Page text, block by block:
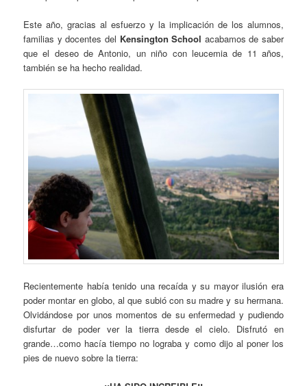
Este año, gracias al esfuerzo y la implicación de los alumnos,
familias y docentes del Kensington School acabamos de saber
que el deseo de Antonio, un niño con leucemia de 11 años,
también se ha hecho realidad.
Recientemente había tenido una recaída y su mayor ilusión era
poder montar en globo, al que subió con su madre y su hermana.
Olvidándose por unos momentos de su enfermedad y pudiendo
disfurtar de poder ver la tierra desde el cielo. Disfrutó en
grande…como hacía tiempo no lograba y como dijo al poner los
pies de nuevo sobre la tierra: